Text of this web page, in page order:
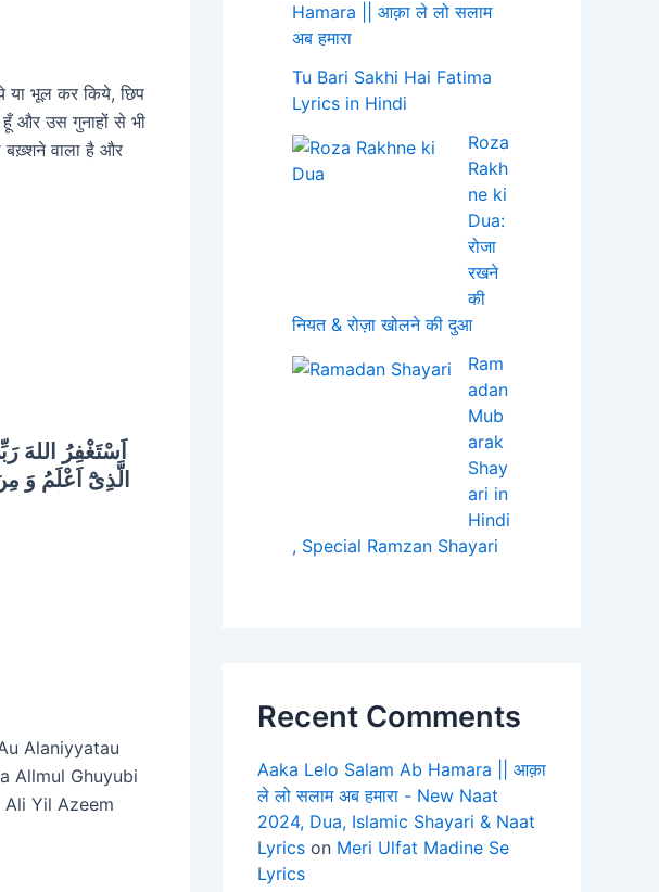
या भूल कर किये, छिप
हूँ और उस गुनाहों से भी
बख़्शने वाला है और
اَسْتَغْفِرُ
الَّذِیْٓ اَعْلَمُ وَ
Alaniyyatau
Allmul Ghuyubi
Yil Azeem
Hamara || आक़ा ले लो सलाम
अब हमारा
Tu Bari Sakhi Hai Fatima
Lyrics in Hindi
Roza
Rakh
ne ki
Dua:
रोजा
रखने
की
नियत & रोज़ा खोलने की दुआ
Ram
adan
Mub
arak
Shay
ari in
Hindi
, Special Ramzan Shayari
Recent Comments
Aaka Lelo Salam Ab Hamara || आक़ा
ले लो सलाम अब हमारा - New Naat
2024, Dua, Islamic Shayari & Naat
Lyrics on Meri Ulfat Madine Se
Lyrics